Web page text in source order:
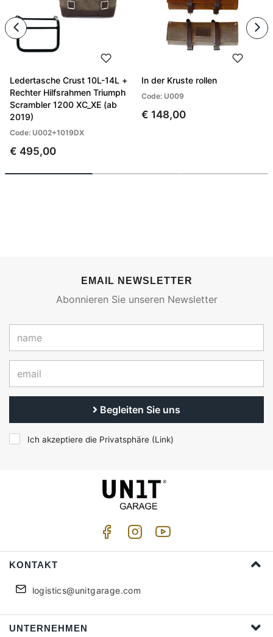
Ledertasche Crust 10L-14L +
Rechter Hilfsrahmen Triumph
Scrambler 1200 XC_XE (ab
2019)
Code: U002+1019DX
€ 495,00
In der Kruste rollen
Code: U009
€ 148,00
EMAIL NEWSLETTER
Abonnieren Sie unseren Newsletter
Begleiten Sie uns
Ich akzeptiere die Privatsphäre (Link)
KONTAKT
logistics@unitgarage.com
UNTERNEHMEN